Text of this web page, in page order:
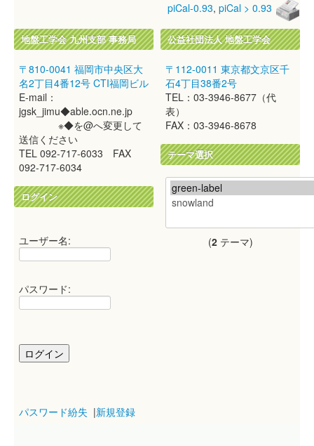
piCal-0.93, piCal > 0.93
地盤工学会 九州支部 事務局
〒810-0041 福岡市中央区大
名2丁目4番12号 CTI福岡ビル
E-mail：
jgsk_jimu◆able.ocn.ne.jp
※◆を@へ変更して
送信ください
TEL 092-717-6033 FAX
092-717-6034
ログイン
ユーザー名:
パスワード:
パスワード紛失 |新規登録
公益社団法人 地盤工学会
〒112-0011 東京都文京区千
石4丁目38番2号
TEL：03-3946-8677（代
表）
FAX：03-3946-8678
テーマ選択
(2テーマ)